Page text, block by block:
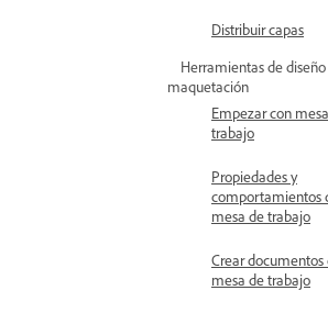
Distribuir capas
Herramientas de
maquetación
Empezar con
trabajo
Propiedades y
comportamientos
mesa de trabajo
Crear documentos
mesa de trabajo